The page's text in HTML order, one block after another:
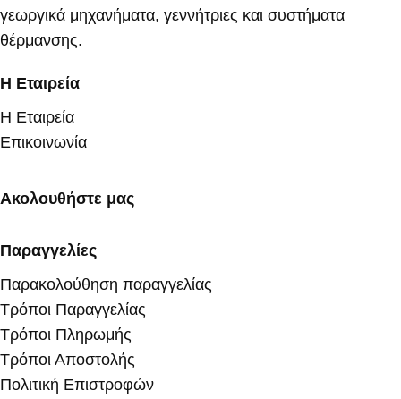
γεωργικά μηχανήματα, γεννήτριες και συστήματα
θέρμανσης.
Η Εταιρεία
Η Εταιρεία
Επικοινωνία
Ακολουθήστε μας
Παραγγελίες
Παρακολούθηση παραγγελίας
Τρόποι Παραγγελίας
Τρόποι Πληρωμής
Τρόποι Αποστολής
Πολιτική Επιστροφών